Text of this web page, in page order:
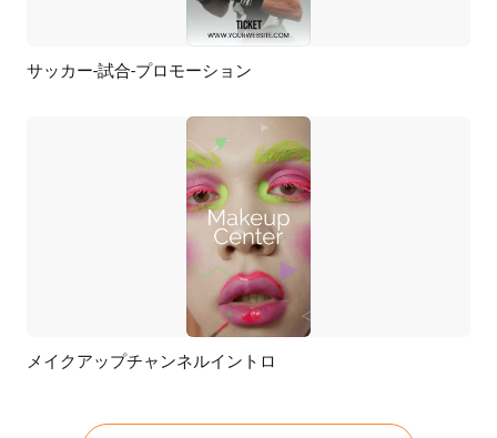
プレビュー
サッカー-試合-プロモーション
プレビュー
メイクアップチャンネルイントロ